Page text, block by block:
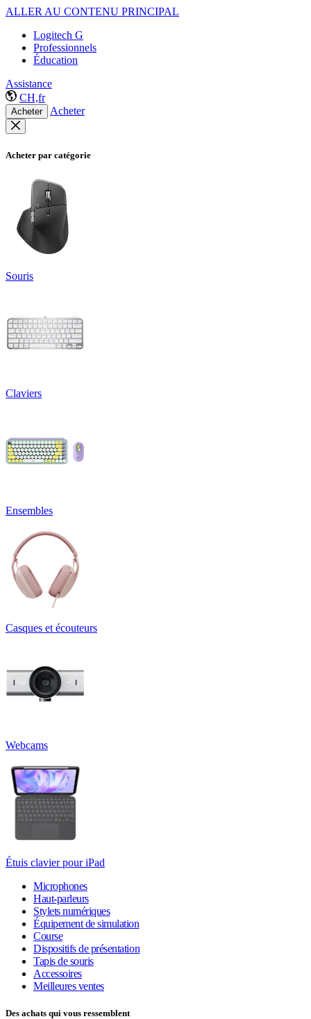
ALLER AU CONTENU PRINCIPAL
Logitech G
Professionnels
Éducation
Assistance
CH,fr
Acheter Acheter
Acheter par catégorie
Souris
Claviers
Ensembles
Casques et écouteurs
Webcams
Étuis clavier pour iPad
Microphones
Haut-parleurs
Stylets numériques
Équipement de simulation
Course
Dispositifs de présentation
Tapis de souris
Accessoires
Meilleures ventes
Des achats qui vous ressemblent